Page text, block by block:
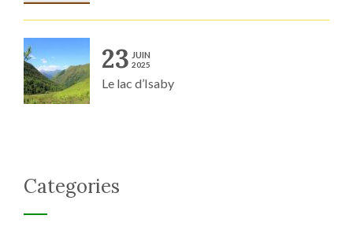
23 JUIN
2025
Le lac d’Isaby
Categories